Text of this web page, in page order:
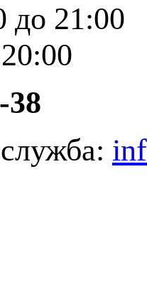
до 21:00
38